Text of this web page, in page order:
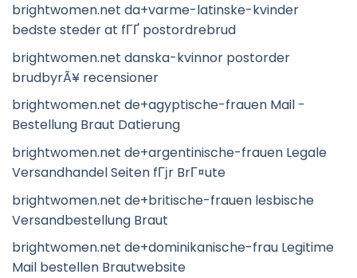
brightwomen.net da+varme-latinske-kvinder
bedste steder at fГҐ postordrebrud
brightwomen.net danska-kvinnor postorder
brudbyrÃ¥ recensioner
brightwomen.net de+agyptische-frauen Mail -
Bestellung Braut Datierung
brightwomen.net de+argentinische-frauen Legale
Versandhandel Seiten fГјr BrГ¤ute
brightwomen.net de+britische-frauen lesbische
Versandbestellung Braut
brightwomen.net de+dominikanische-frau Legitime
Mail bestellen Brautwebsite